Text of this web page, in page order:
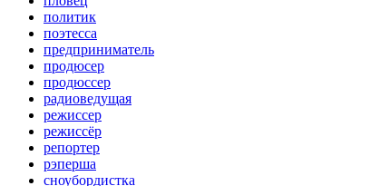
политик
поэтесса
предприниматель
продюсер
продюссер
радиоведущая
режиссер
режиссёр
репортер
рэперша
сноубордистка